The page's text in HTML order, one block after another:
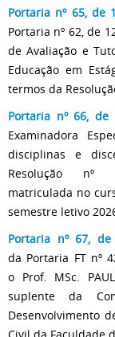
Portaria nº 65, de
Portaria nº 62, de
de Avaliação e
Educação em
termos da
Portaria nº 66,
Examinadora
disciplinas e
Resolução nº
matriculada no
semestre letivo
Portaria nº 67,
da Portaria FT nº
o Prof. MSc.
suplente da
Desenvolvimento